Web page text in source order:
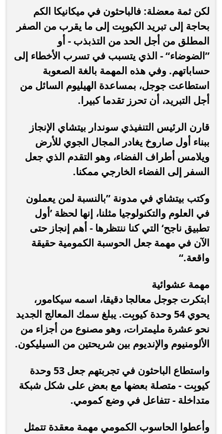
لكن ثمة معضلة: فالباحثون في ميكانيكا الكم
بحاجة إلى تبريد الكيوبِت إلى ما يقرب من الصفر
المطلق من أجل الحد من التذبذب - أو
”الضوضاء“ - الذي يتسبب في تسرب الأخطاء إلى
حساباتهم. وفي هذه المهمة بالغة الصعوبة
استطاعت جوجل، بمساعدة الهيليوم السائل من
أجل التبريد، أن تحرز تقدما كبيرا.
قارن الرئيس التنفيذي سوندار بيتشاي الإنجاز
ببناء أول صاروخ يغادر المجال الجوي للأرض
ويلامس أطراف الفضاء، وهو التقدم الذي جعل
السفر إلى الفضاء الخارجي ممكنا.
وكتب بيتشاي في مدونة ”بالنسبة لمن يعملون
في العلوم والتكنولوجيا مثلنا، إنها لحظة ’أول
تطبيق ناجح‘ التي كنا ننتظرها - أهم إنجاز حتى
الآن في مهمة جعل الحوسبة الكمومية حقيقة
واقعة.“
مهمة عشوائية
ابتكرت جوجل معالجا دقيقا، اسمه سيكامور،
يحوي 54 وحدة كيوبِت. يبلغ سمك المعالج الجديد
نحو عشرة مليمترات، وهو مصنوع من أجزاء من
الألومنيوم والإنديوم بين شريحتين من السيليكون.
واستطاع الباحثون في تجربتهم جعل 53 وحدة
كيوبِت - متصلة بعضها مع بعض على شكل شبكة
متداخلة - تتفاعل في وضع كمومي.
وأعطوا الحاسوب الكمومي مهمة معقدة تتمثل